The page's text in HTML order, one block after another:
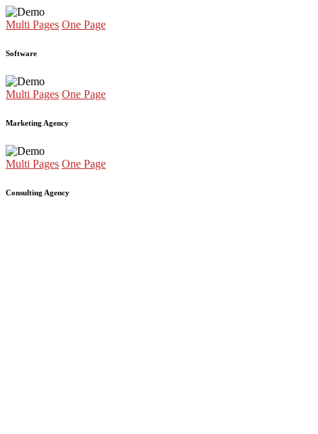
Multi Pages One Page
Software
Multi Pages One Page
Marketing Agency
Multi Pages One Page
Consulting Agency